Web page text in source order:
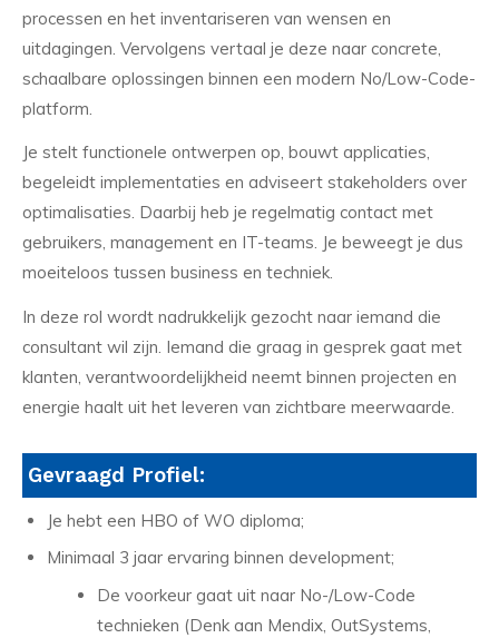
processen en het inventariseren van wensen en
uitdagingen. Vervolgens vertaal je deze naar concrete,
schaalbare oplossingen binnen een modern No/Low-Code-
platform.
Je stelt functionele ontwerpen op, bouwt applicaties,
begeleidt implementaties en adviseert stakeholders over
optimalisaties. Daarbij heb je regelmatig contact met
gebruikers, management en IT-teams. Je beweegt je dus
moeiteloos tussen business en techniek.
In deze rol wordt nadrukkelijk gezocht naar iemand die
consultant wil zijn. Iemand die graag in gesprek gaat met
klanten, verantwoordelijkheid neemt binnen projecten en
energie haalt uit het leveren van zichtbare meerwaarde.
Gevraagd Profiel:
Je hebt een HBO of WO diploma;
Minimaal 3 jaar ervaring binnen development;
De voorkeur gaat uit naar No-/Low-Code
technieken (Denk aan Mendix, OutSystems,